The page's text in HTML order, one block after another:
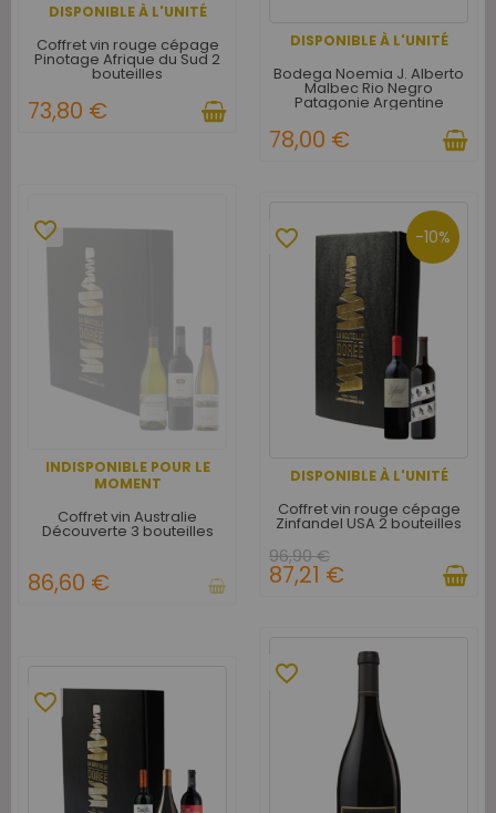
DISPONIBLE À L'UNITÉ
Coffret vin rouge cépage
Pinotage Afrique du Sud 2
bouteilles
73,80 €
DISPONIBLE À L'UNITÉ
Bodega Noemia J. Alberto
Malbec Rio Negro
Patagonie Argentine
Rouge 2021
78,00 €
INDISPONIBLE POUR LE
MOMENT
favorite_border
Coffret vin Australie
Découverte 3 bouteilles
86,60 €
-10%
DISPONIBLE À L'UNITÉ
favorite_border
Coffret vin rouge cépage
Zinfandel USA 2 bouteilles
96,90 €
87,21 €
favorite_border
favorite_border